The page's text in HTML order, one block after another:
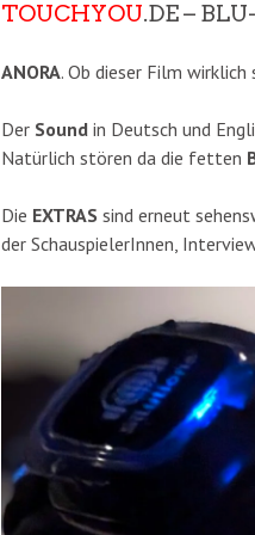
TOUCHYOU.DE –
ANORA. Ob dieser Film wirklich
Der Sound in Deutsch und
Natürlich stören da die fetten
Die EXTRAS sind erneut
der SchauspielerInnen,